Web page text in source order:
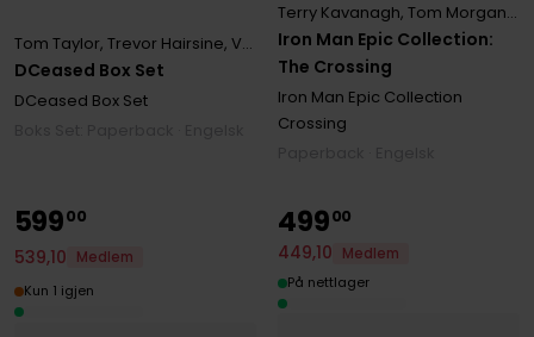
DCeased Box Set
Tom Taylor, Trevor Hairsine, Various
DCeased Box Set
Iron Man Epic Collection:
The Crossing
Terry Kavanagh,Tom Morgan,
Iron Man Epic Collection
Crossing
59900
539,10
Medlem
Kun 1 igjen
49900
449,10
Medlem
På nettlager